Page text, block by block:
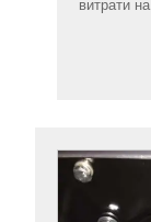
витрати